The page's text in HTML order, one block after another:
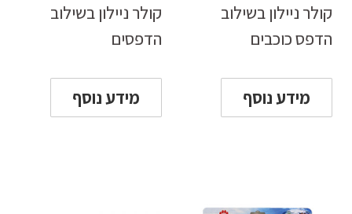
קולר ניילון בשילוב
הדפס כוכבים
מידע נוסף
קולר ניילון בשילוב
הדפסים
מידע נוסף